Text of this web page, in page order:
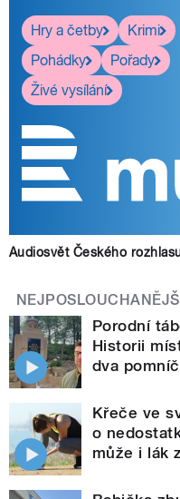
Hry a četby
Krimi
Pohádky
Pořady
Živé vysílání
Audiosvět Českého
Porodní
Historii
dva
Křeče ve
o
může i lák